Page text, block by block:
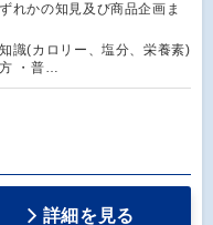
れかの知見及び商品企画ま
識(カロリー、塩分、栄養素)
方 ・普…
詳細を見る